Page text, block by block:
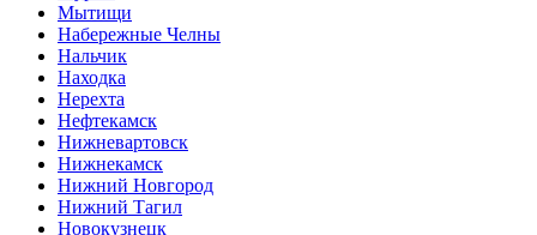
Мытищи
Набережные Челны
Нальчик
Находка
Нерехта
Нефтекамск
Нижневартовск
Нижнекамск
Нижний Новгород
Нижний Тагил
Новокузнецк